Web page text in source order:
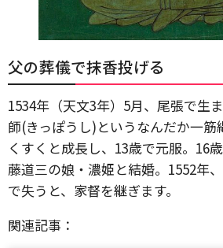
父の葬儀で抹香投げる
1534年（天文3年）5月、尾張で生
師(きっぽうし)というなんだか一筋
くすくと成長し、13歳で元服。16
藤道三の娘・濃姫と結婚。1552年
で失うと、家督を継ぎます。
関連記事：